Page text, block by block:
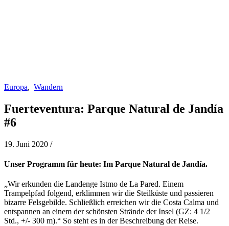
Europa, Wandern
Fuerteventura: Parque Natural de Jandía
#6
19. Juni 2020 /
Unser Programm für heute: Im Parque Natural de Jandía.
„Wir erkunden die Landenge Istmo de La Pared. Einem
Trampelpfad folgend, erklimmen wir die Steilküste und passieren
bizarre Felsgebilde. Schließlich erreichen wir die Costa Calma und
entspannen an einem der schönsten Strände der Insel (GZ: 4 1/2
Std., +/- 300 m).“ So steht es in der Beschreibung der Reise.